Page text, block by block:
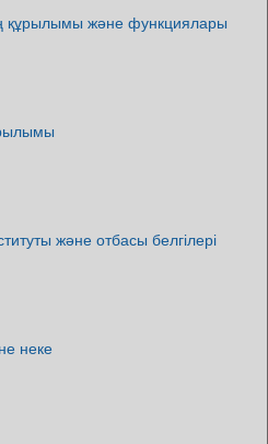
құрылымы және функциялары
және отбасы белгілері
неке